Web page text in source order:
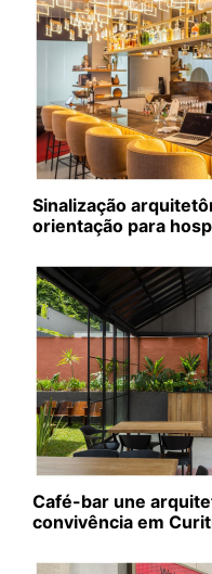
Sinalização
orientação para
Café-bar une
convivência em